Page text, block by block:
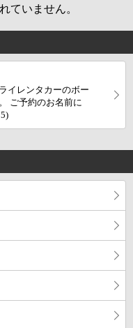
ていません。
イレンタカーのボー
ご予約のお名前に